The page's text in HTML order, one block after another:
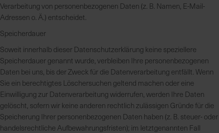
Verarbeitung von personenbezogenen Daten (z. B. Namen, E-Mail-
Adressen o. Ä.) entscheidet.
Speicherdauer
Soweit innerhalb dieser Datenschutzerklärung keine speziellere
Speicherdauer genannt wurde, verbleiben Ihre personenbezogenen
Daten bei uns, bis der Zweck für die Datenverarbeitung entfällt. Wenn
Sie ein berechtigtes Löschersuchen geltend machen oder eine
Einwilligung zur Datenverarbeitung widerrufen, werden Ihre Daten
gelöscht, sofern wir keine anderen rechtlich zulässigen Gründe für die
Speicherung Ihrer personenbezogenen Daten haben (z. B. steuer- oder
handelsrechtliche Aufbewahrungsfristen); im letztgenannten Fall